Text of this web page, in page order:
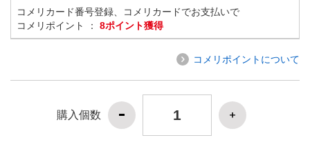
コメリカード番号登録、コメリカードでお支払いで
コメリポイント ： 8ポイント獲得
コメリポイントについて
購入個数